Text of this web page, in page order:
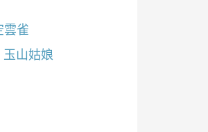
雲雀
山姑娘